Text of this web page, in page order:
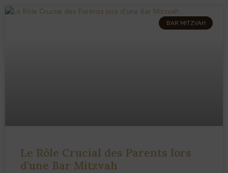
BAR MITZVAH
Le Rôle Crucial des Parents lors
d’une Bar Mitzvah